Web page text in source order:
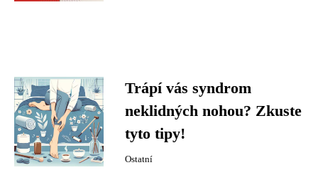
Trápí vás syndrom
neklidných nohou? Zkuste
tyto tipy!
Ostatní